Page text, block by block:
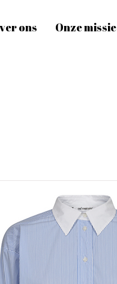
ons Onze missie